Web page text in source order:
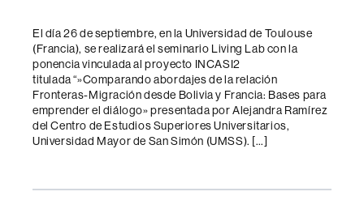
entrada
El día 26 de septiembre, en la Universidad de Toulouse
(Francia), se realizará el seminario Living Lab con la
ponencia vinculada al proyecto INCASI2
titulada “»Comparando abordajes de la relación
Fronteras-Migración desde Bolivia y Francia: Bases para
emprender el diálogo» presentada por Alejandra Ramírez
del Centro de Estudios Superiores Universitarios,
Universidad Mayor de San Simón (UMSS). […]